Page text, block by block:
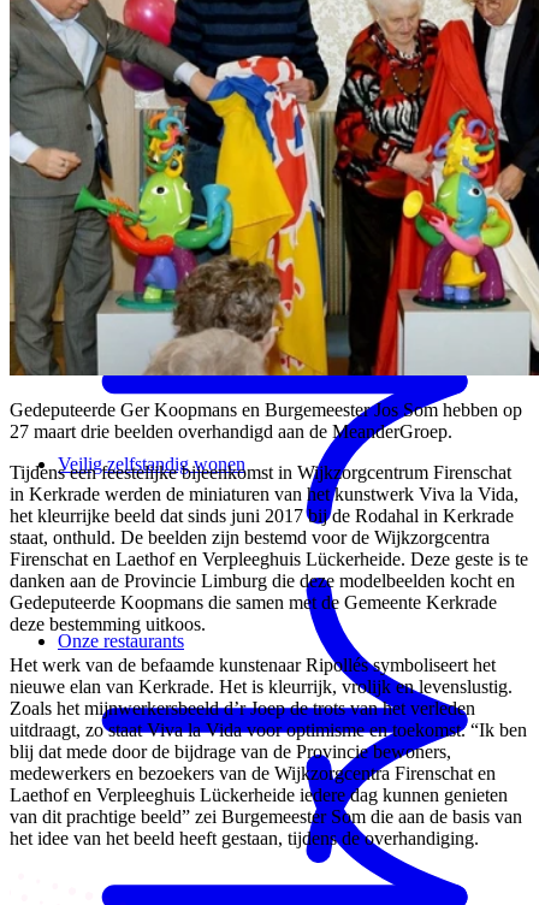
Veilig zelfstandig wonen
Mantelzorgondersteuning
Onze restaurants
Gedeputeerde Ger Koopmans en Burgemeester Jos Som hebben op
27 maart drie beelden overhandigd aan de MeanderGroep.
Tijdens een feestelijke bijeenkomst in Wijkzorgcentrum Firenschat
in Kerkrade werden de miniaturen van het kunstwerk Viva la Vida,
het kleurrijke beeld dat sinds juni 2017 bij de Rodahal in Kerkrade
staat, onthuld. De beelden zijn bestemd voor de Wijkzorgcentra
Firenschat en Laethof en Verpleeghuis Lückerheide. Deze geste is te
danken aan de Provincie Limburg die deze modelbeelden kocht en
Gedeputeerde Koopmans die samen met de Gemeente Kerkrade
deze bestemming uitkoos.
Het werk van de befaamde kunstenaar Ripollés symboliseert het
nieuwe elan van Kerkrade. Het is kleurrijk, vrolijk en levenslustig.
Zoals het mijnwerkersbeeld d’r Joep de trots van het verleden
uitdraagt, zo staat Viva la Vida voor optimisme en toekomst. “Ik ben
blij dat mede door de bijdrage van de Provincie bewoners,
medewerkers en bezoekers van de Wijkzorgcentra Firenschat en
Laethof en Verpleeghuis Lückerheide iedere dag kunnen genieten
van dit prachtige beeld” zei Burgemeester Som die aan de basis van
het idee van het beeld heeft gestaan, tijdens de overhandiging.